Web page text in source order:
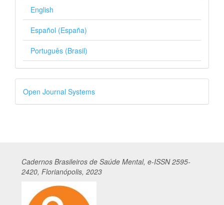
English
Español (España)
Português (Brasil)
Desenvolvido
por
Open Journal Systems
Cadernos Brasileiros de Saúde Mental, e-ISSN 2595-
2420, Florianópolis, 2023